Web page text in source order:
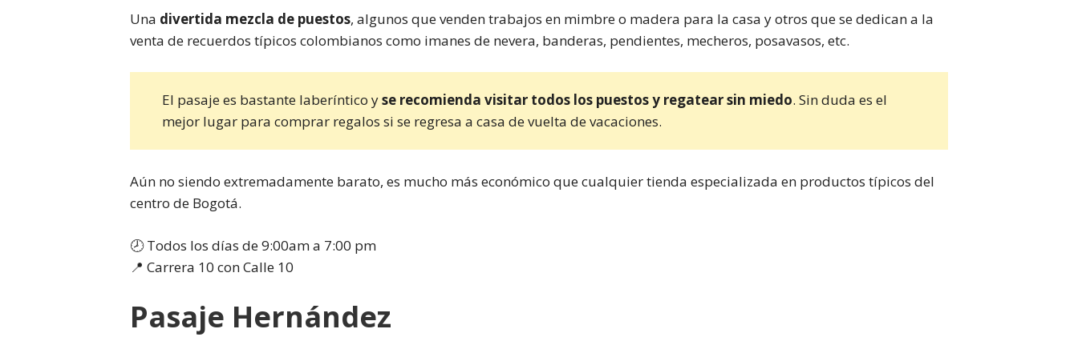
Una divertida mezcla de puestos, algunos que venden trabajos en mimbre o madera para la casa y otros que se dedican a la
venta de recuerdos típicos colombianos como imanes de nevera, banderas, pendientes, mecheros, posavasos, etc.
El pasaje es bastante laberíntico yse recomienda visitar todos los puestos y regatear sin miedo. Sin duda es el
mejor lugar para comprar regalos si se regresa a casa de vuelta de vacaciones.
Aún no siendo extremadamente barato, es mucho más económico que cualquier tienda especializada en productos típicos del
centro de Bogotá.
🕗 Todos los días de 9:00am a 7:00 pm
📍 Carrera 10 con Calle 10
Pasaje Hernández